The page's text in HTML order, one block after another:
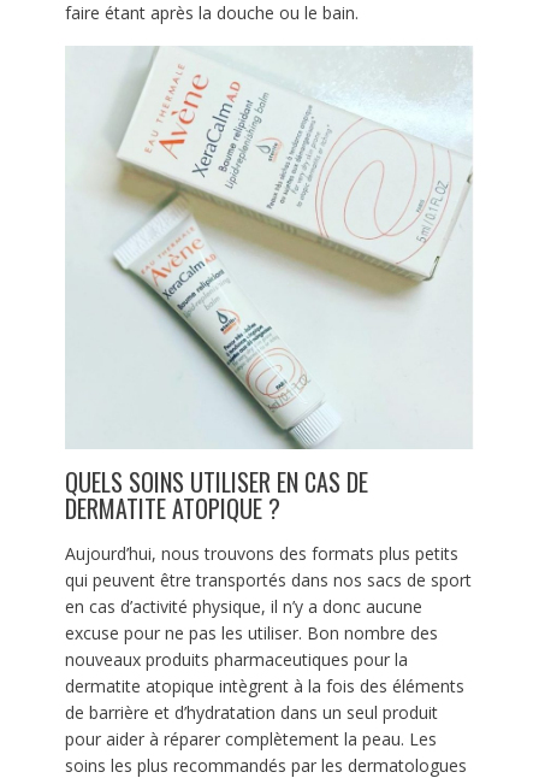
faire étant après la douche ou le bain.
QUELS SOINS UTILISER EN CAS DE
DERMATITE ATOPIQUE ?
Aujourd’hui, nous trouvons des formats plus petits
qui peuvent être transportés dans nos sacs de sport
en cas d’activité physique, il n’y a donc aucune
excuse pour ne pas les utiliser. Bon nombre des
nouveaux produits pharmaceutiques pour la
dermatite atopique intègrent à la fois des éléments
de barrière et d’hydratation dans un seul produit
pour aider à réparer complètement la peau. Les
soins les plus recommandés par les dermatologues